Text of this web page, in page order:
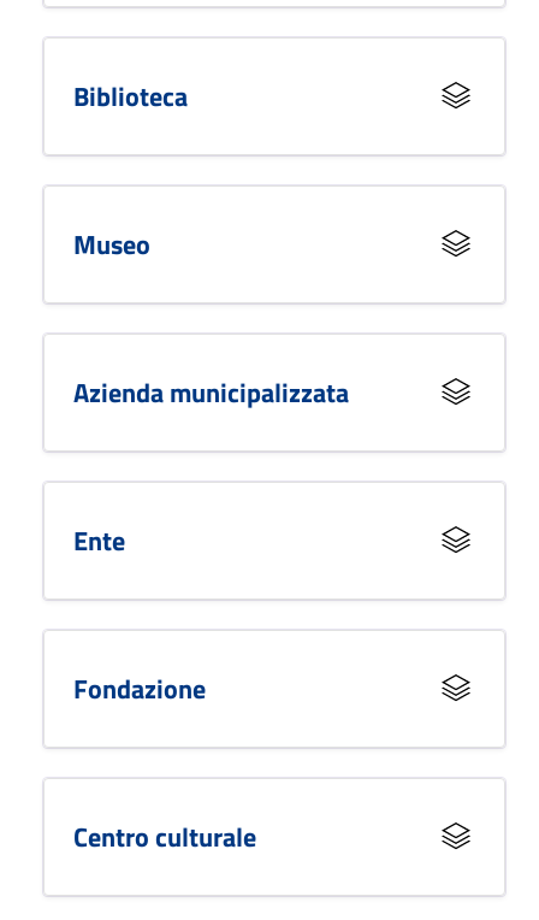
Biblioteca
Museo
Azienda municipalizzata
Ente
Fondazione
Centro culturale